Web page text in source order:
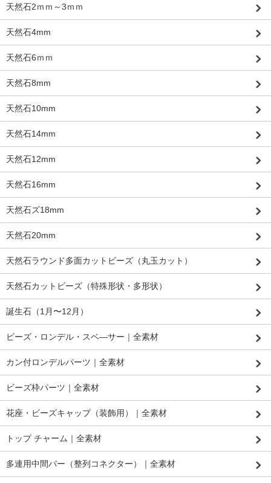
天然石2ｍｍ～3ｍｍ
天然石4mm
天然石6ｍｍ
天然石8mm
天然石10mm
天然石14mm
天然石12mm
天然石16mm
天然石ズ18mm
天然石20mm
天然石ラウンド多面カットビーズ（丸玉カット）
天然石カットビーズ（特殊形状・多形状）
誕生石（1月〜12月）
ビーズ・ロンデル・スベ―サー｜全素材
カン付ロンデルパーツ｜全素材
ビーズ枠パーツ｜全素材
花座・ビーズキャップ（装飾用）｜全素材
トップ チャーム｜全素材
多連用中間バー（整列コネクター）｜全素材